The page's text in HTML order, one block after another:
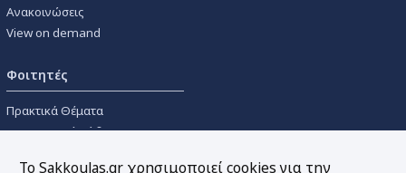
Ανακοινώσεις
View on demand
Φοιτητές
Πρακτικά Θέματα
Οικονομικοί Κώδικες
Συγγραμμάτων
Το Sakkoulas.gr χρησιμοποιεί cookies για την